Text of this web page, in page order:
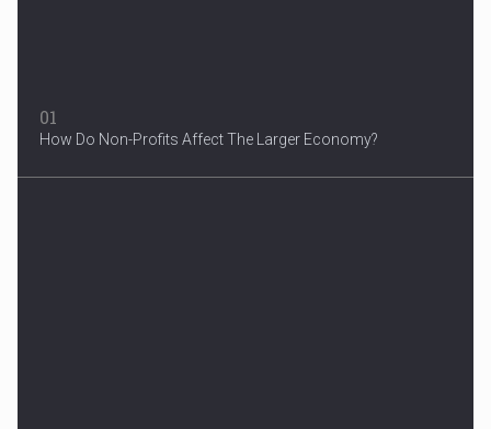
01
How Do Non-Profits Affect The Larger Economy?